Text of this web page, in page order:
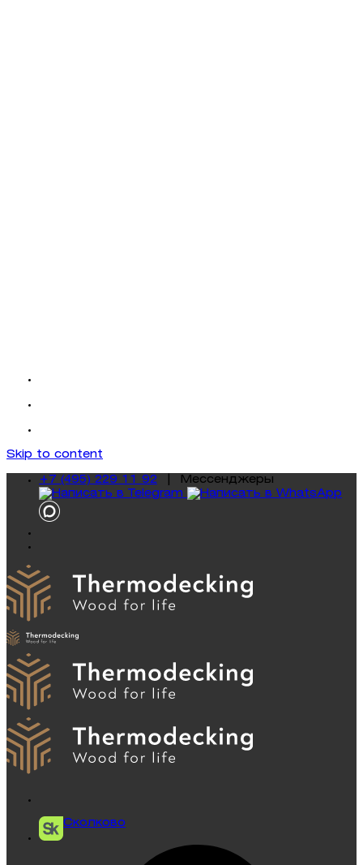
Skip to content
+7 (495) 229 11 92 Mессенджеры
Сколково